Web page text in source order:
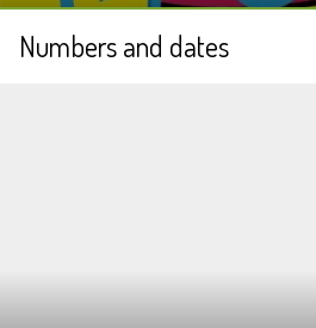
Numbers and dates